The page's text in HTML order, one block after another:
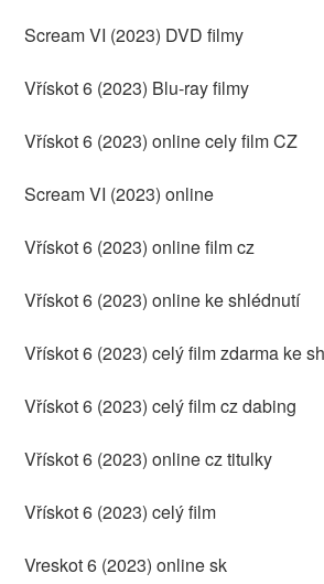
Scream VI (2023) DVD filmy
Vřískot 6 (2023) Blu-ray filmy
Vřískot 6 (2023) online cely film CZ
Scream VI (2023) online
Vřískot 6 (2023) online film cz
Vřískot 6 (2023) online ke shlédnutí
Vřískot 6 (2023) celý film zdarma ke
Vřískot 6 (2023) celý film cz dabing
Vřískot 6 (2023) online cz titulky
Vřískot 6 (2023) celý film
Vreskot 6 (2023) online sk